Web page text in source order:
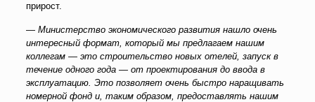
прирост.
— Министерство экономического развития нашло очень
интересный формат, который мы предлагаем нашим
коллегам — это строительство новых отелей, запуск в
течение одного года — от проектирования до ввода в
эксплуатацию. Это позволяет очень быстро наращивать
номерной фонд и, таким образом, предоставлять нашим